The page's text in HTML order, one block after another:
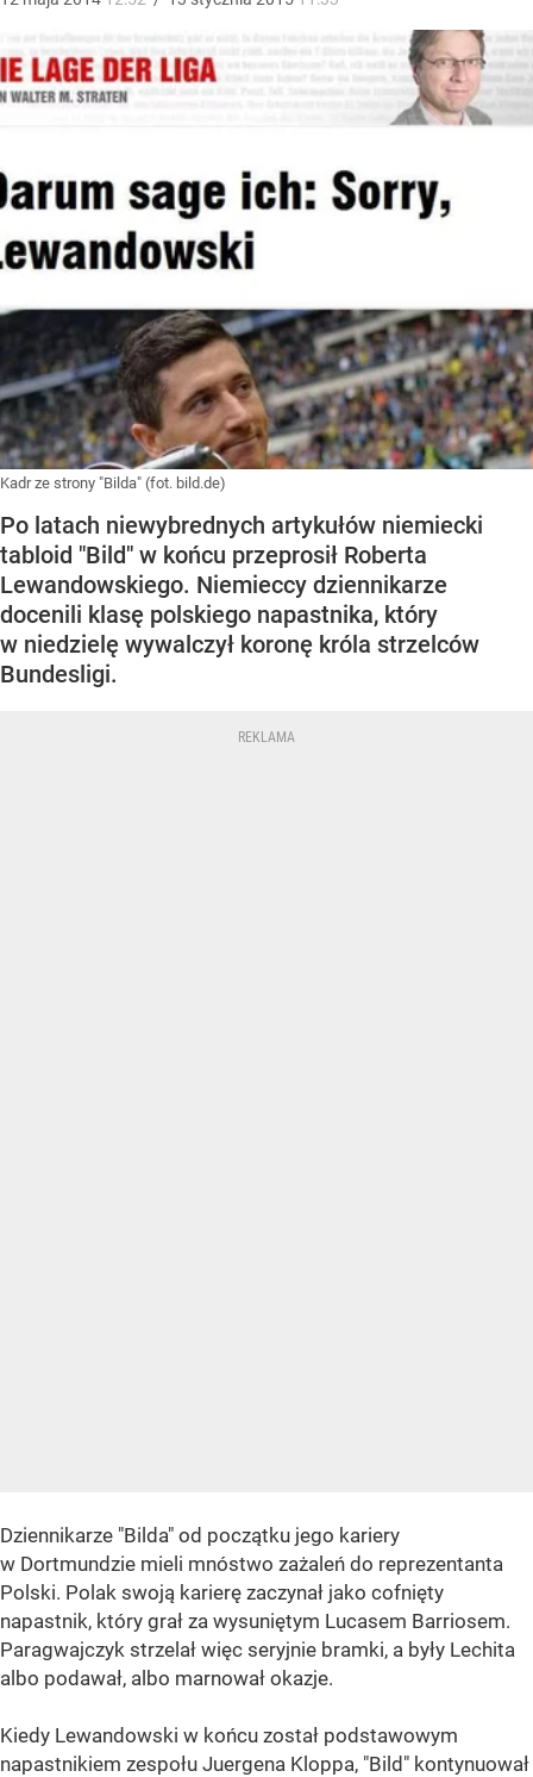
Kadr ze strony "Bilda" (fot. bild.de)
Po latach niewybrednych artykułów niemiecki
tabloid "Bild" w końcu przeprosił Roberta
Lewandowskiego. Niemieccy dziennikarze
docenili klasę polskiego napastnika, który
w niedzielę wywalczył koronę króla strzelców
Bundesligi.
Dziennikarze "Bilda" od początku jego kariery
w Dortmundzie mieli mnóstwo zażaleń do reprezentanta
Polski. Polak swoją karierę zaczynał jako cofnięty
napastnik, który grał za wysuniętym Lucasem Barriosem.
Paragwajczyk strzelał więc seryjnie bramki, a były Lechita
albo podawał, albo marnował okazje.
Kiedy Lewandowski w końcu został podstawowym
napastnikiem zespołu Juergena Kloppa, "Bild" kontynuował